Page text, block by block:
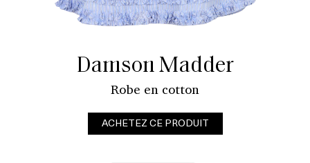
Damson Madder
Robe en cotton
ACHETEZ CE PRODUIT